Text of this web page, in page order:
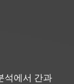
석에서 간과